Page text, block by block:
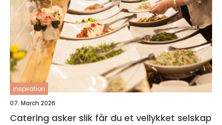
inspiration
07. March 2026
Catering asker slik får du et vellykket selskap